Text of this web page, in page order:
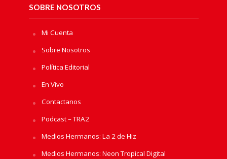
SOBRE NOSOTROS
Mi Cuenta
Sobre Nosotros
Política Editorial
En Vivo
Contactanos
Podcast – TRA2
Medios Hermanos: La 2 de Hiz
Medios Hermanos: Neon Tropical Digital